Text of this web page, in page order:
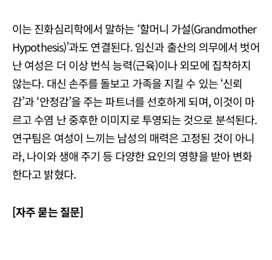
이는 진화심리학에서 말하는 ‘할머니 가설(Grandmother
Hypothesis)’과도 연결된다. 임신과 출산의 의무에서 벗어
난 여성은 더 이상 번식 능력(근육)이나 외모에 집착하지
않는다. 대신 손주를 돌보고 가족을 지킬 수 있는 ‘신뢰
감’과 ‘안정감’을 주는 파트너를 선호하게 되며, 이것이 마
르고 수염 난 중후한 이미지로 투영되는 것으로 분석된다.
연구팀은 여성이 느끼는 남성의 매력은 고정된 것이 아니
라, 나이와 생애 주기 등 다양한 요인의 영향을 받아 변화
한다고 밝혔다.
[자주 묻는 질문]